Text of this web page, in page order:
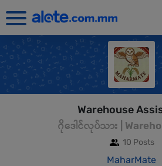
Warehouse
ဂိုဒေါင်လုပ်သား |
10 Posts
MaharMate